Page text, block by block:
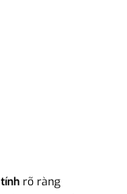
rõ ràng